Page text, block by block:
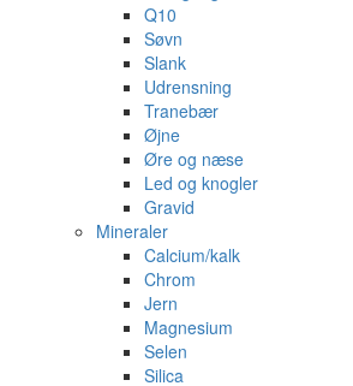
Q10
Søvn
Slank
Udrensning
Tranebær
Øjne
Øre og næse
Led og knogler
Gravid
Mineraler
Calcium/kalk
Chrom
Jern
Magnesium
Selen
Silica